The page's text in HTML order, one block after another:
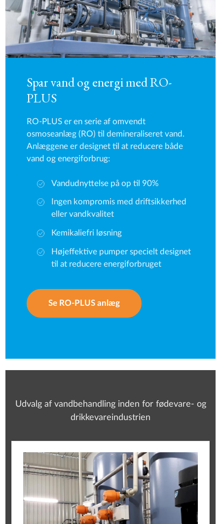
Spar vand og energi med RO-
PLUS
RO-PLUS er en serie af omvendt
osmoseanlæg (RO) til demineraliseret vand.
Anlæggene er designet til at reducere både
vand og energiforbrug:
Vandudnyttelse på op til 90%
Ingen kompromis med driftsikkerhed
eller vandkvalitet
Kemikaliefri løsning
Højeffektive pumper specielt designet
til at reducere energiforbruget
Se RO-PLUS anlæg
Udvalg af vandbehandling inden for fødevare- og
drikkevareindustrien